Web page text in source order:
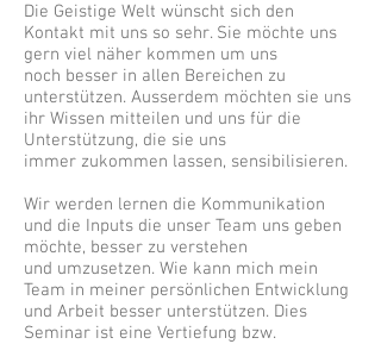
Die Geistige Welt wünscht sich den
Kontakt mit uns so sehr. Sie möchte uns
gern viel näher kommen um uns
noch besser in allen Bereichen zu
unterstützen. Ausserdem möchten sie uns
ihr Wissen mitteilen und uns für die
Unterstützung, die sie uns
immer zukommen lassen, sensibilisieren.
Wir werden lernen die Kommunikation
und die Inputs die unser Team uns geben
möchte, besser zu verstehen
und umzusetzen. Wie kann mich mein
Team in meiner persönlichen Entwicklung
und Arbeit besser unterstützen. Dies
Seminar ist eine Vertiefung bzw.